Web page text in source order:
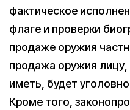
фактическое
флаге и проверки
продаже оружия
продажа оружия
иметь, будет
Кроме того,